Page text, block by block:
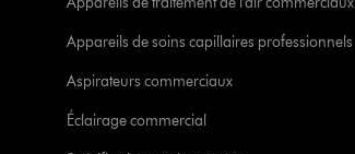
Appareils de soins capillaires professionnels
Aspirateurs commerciaux
Éclairage commercial